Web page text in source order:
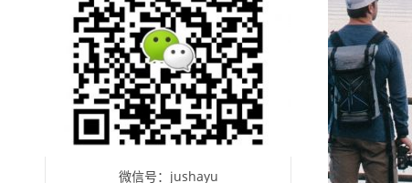
微信号：jushayu